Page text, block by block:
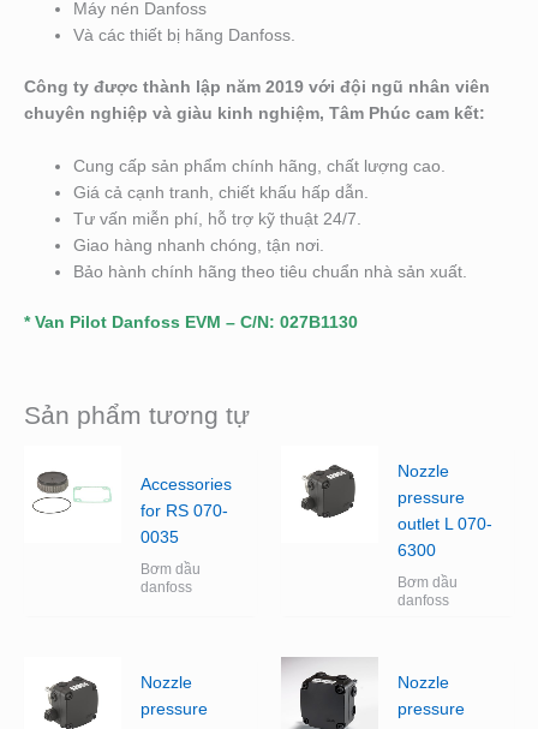
Máy nén Danfoss
Và các thiết bị hãng Danfoss.
Công ty được thành lập năm 2019 với đội ngũ nhân viên
chuyên nghiệp và giàu kinh nghiệm, Tâm Phúc cam kết:
Cung cấp sản phẩm chính hãng, chất lượng cao.
Giá cả cạnh tranh, chiết khấu hấp dẫn.
Tư vấn miễn phí, hỗ trợ kỹ thuật 24/7.
Giao hàng nhanh chóng, tận nơi.
Bảo hành chính hãng theo tiêu chuẩn nhà sản xuất.
* Van Pilot Danfoss EVM – C/N: 027B1130
Sản phẩm tương tự
Accessories
for RS 070-
0035
Bơm dầu
danfoss
Nozzle
pressure
outlet L 070-
6300
Bơm dầu
danfoss
Nozzle
pressure
Nozzle
pressure